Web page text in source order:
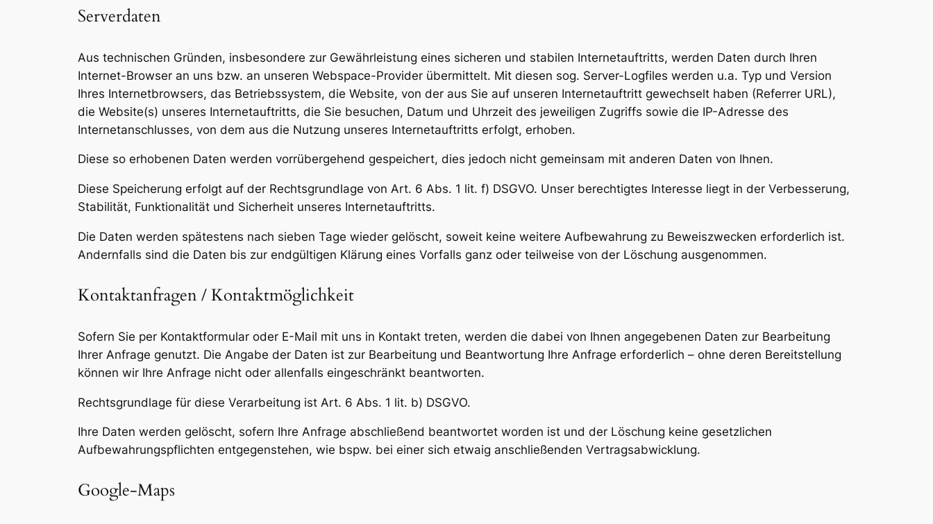
Serverdaten
Aus technischen Gründen, insbesondere zur Gewährleistung eines sicheren und stabilen Internetauftritts, werden Daten durch Ihren
Internet-Browser an uns bzw. an unseren Webspace-Provider übermittelt. Mit diesen sog. Server-Logfiles werden u.a. Typ und Version
Ihres Internetbrowsers, das Betriebssystem, die Website, von der aus Sie auf unseren Internetauftritt gewechselt haben (Referrer URL),
die Website(s) unseres Internetauftritts, die Sie besuchen, Datum und Uhrzeit des jeweiligen Zugriffs sowie die IP-Adresse des
Internetanschlusses, von dem aus die Nutzung unseres Internetauftritts erfolgt, erhoben.
Diese so erhobenen Daten werden vorrübergehend gespeichert, dies jedoch nicht gemeinsam mit anderen Daten von Ihnen.
Diese Speicherung erfolgt auf der Rechtsgrundlage von Art. 6 Abs. 1 lit. f) DSGVO. Unser berechtigtes Interesse liegt in der Verbesserung,
Stabilität, Funktionalität und Sicherheit unseres Internetauftritts.
Die Daten werden spätestens nach sieben Tage wieder gelöscht, soweit keine weitere Aufbewahrung zu Beweiszwecken erforderlich ist.
Andernfalls sind die Daten bis zur endgültigen Klärung eines Vorfalls ganz oder teilweise von der Löschung ausgenommen.
Kontaktanfragen / Kontaktmöglichkeit
Sofern Sie per Kontaktformular oder E-Mail mit uns in Kontakt treten, werden die dabei von Ihnen angegebenen Daten zur Bearbeitung
Ihrer Anfrage genutzt. Die Angabe der Daten ist zur Bearbeitung und Beantwortung Ihre Anfrage erforderlich – ohne deren Bereitstellung
können wir Ihre Anfrage nicht oder allenfalls eingeschränkt beantworten.
Rechtsgrundlage für diese Verarbeitung ist Art. 6 Abs. 1 lit. b) DSGVO.
Ihre Daten werden gelöscht, sofern Ihre Anfrage abschließend beantwortet worden ist und der Löschung keine gesetzlichen
Aufbewahrungspflichten entgegenstehen, wie bspw. bei einer sich etwaig anschließenden Vertragsabwicklung.
Google-Maps